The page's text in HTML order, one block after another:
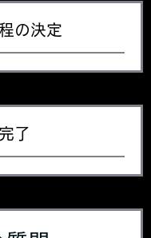
の決定
了